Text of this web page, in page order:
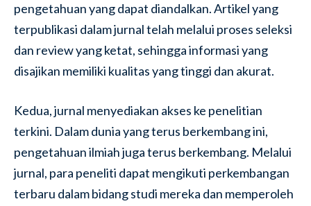
pengetahuan yang dapat diandalkan. Artikel yang
terpublikasi dalam jurnal telah melalui proses seleksi
dan review yang ketat, sehingga informasi yang
disajikan memiliki kualitas yang tinggi dan akurat.
Kedua, jurnal menyediakan akses ke penelitian
terkini. Dalam dunia yang terus berkembang ini,
pengetahuan ilmiah juga terus berkembang. Melalui
jurnal, para peneliti dapat mengikuti perkembangan
terbaru dalam bidang studi mereka dan memperoleh